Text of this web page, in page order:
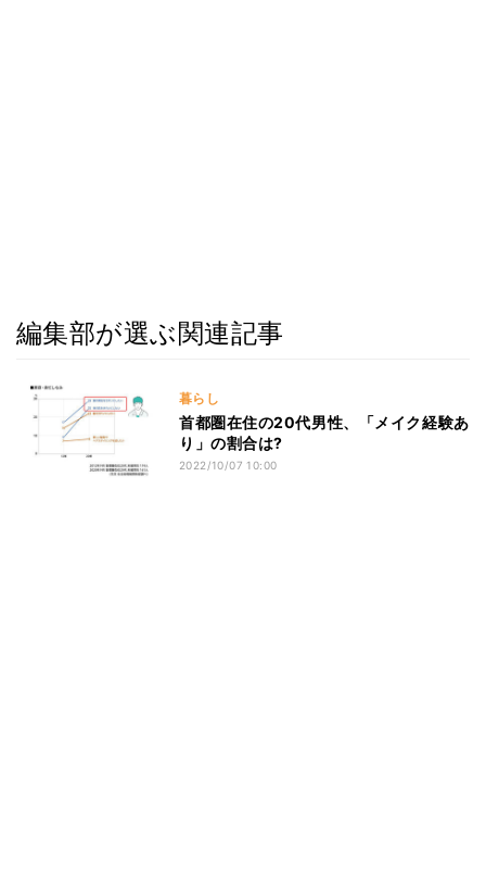
編集部が選ぶ関連記事
暮らし
首都圏在住の20代男性、「メイク経験あ
り」の割合は?
2022/10/07 10:00